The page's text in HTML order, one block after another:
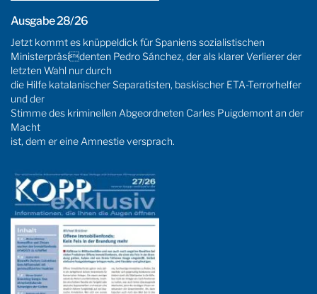
Ausgabe 28/26
Jetzt kommt es knüppeldick für Spaniens sozialistischen
Ministerpräsidenten Pedro Sánchez, der als klarer Verlierer der
letzten Wahl nur durch
die Hilfe katalanischer Separatisten, baskischer ETA-Terrorhelfer
und der
Stimme des kriminellen Abgeordneten Carles Puigdemont an der
Macht
ist, dem er eine Amnestie versprach.